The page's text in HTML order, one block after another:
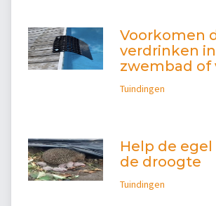
Voorkomen
verdrinken in
zwembad of
Tuindingen
Help de
de droogte
Tuindingen